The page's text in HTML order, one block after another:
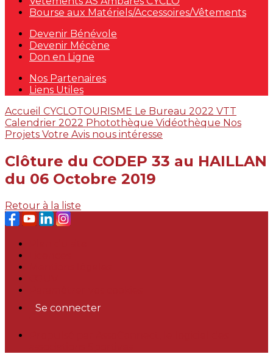
Bourse aux Matériels/Accessoires/Vêtements
Devenir Bénévole
Devenir Mécène
Don en Ligne
Nos Partenaires
Liens Utiles
Accueil CYCLOTOURISME Le Bureau 2022 VTT
Calendrier 2022 Photothèque Vidéothèque Nos
Projets Votre Avis nous intéresse
Clôture du CODEP 33 au HAILLAN
du 06 Octobre 2019
Retour à la liste
Se connecter